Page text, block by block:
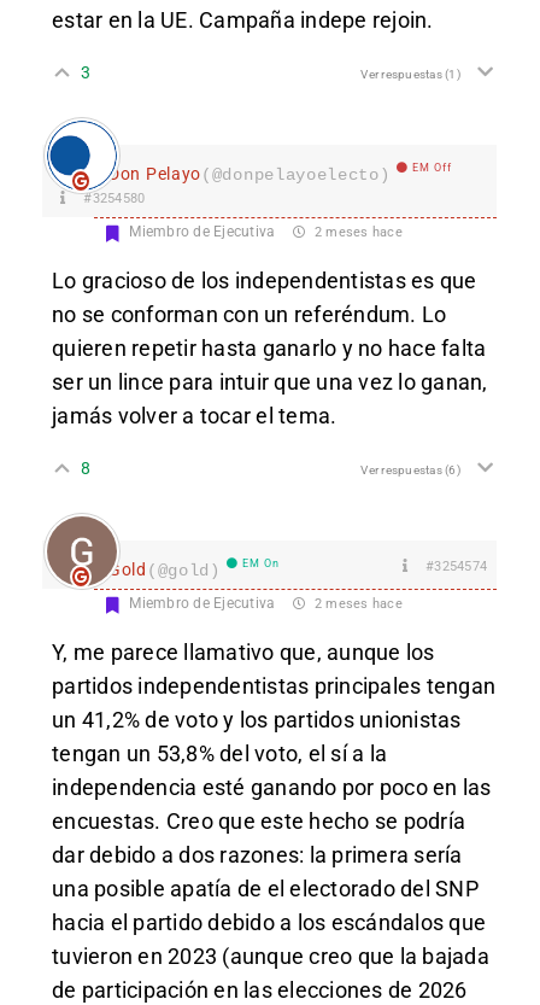
estar en la UE. Campaña indepe rejoin.
3 Ver respuestas(1)
Don Pelayo(@donpelayoelecto) EM Off
#3254580
Miembro de Ejecutiva 2 meses hace
Lo gracioso de los independentistas es que
no se conforman con un referéndum. Lo
quieren repetir hasta ganarlo y no hace falta
ser un lince para intuir que una vez lo ganan,
jamás volver a tocar el tema.
8 Ver respuestas(6)
Gold (@gold) EM On #3254574
Miembro de Ejecutiva 2 meses hace
Y, me parece llamativo que, aunque los
partidos independentistas principales tengan
un 41,2% de voto y los partidos unionistas
tengan un 53,8% del voto, el sí a la
independencia esté ganando por poco en las
encuestas. Creo que este hecho se podría
dar debido a dos razones: la primera sería
una posible apatía de el electorado del SNP
hacia el partido debido a los escándalos que
tuvieron en 2023 (aunque creo que la bajada
de participación en las elecciones de 2026